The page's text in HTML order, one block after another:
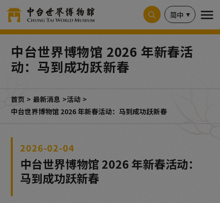
简中
中台世界博物馆 2026 年新春活
动：马到成功跃新春
首页 最新消息
活动
中台世界博物馆 2026 年新春活动：马到成功跃新春
2026-02-04
中台世界博物馆 2026 年新春活动：
马到成功跃新春
Cookie管理面板